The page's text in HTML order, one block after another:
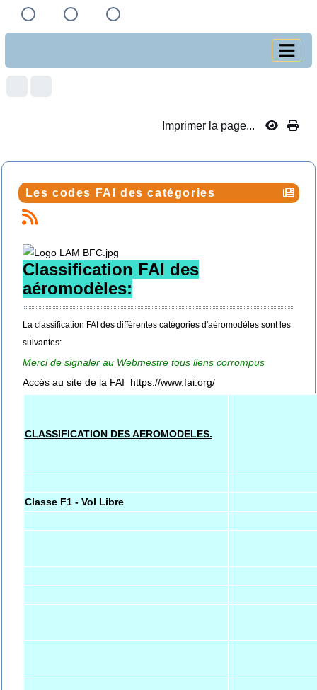
Imprimer la page...
Les codes FAI des catégories
Classification FAI des
aéromodèles:
La classification FAI des différentes catégories d'aéromodèles sont les
suivantes:
Merci de signaler au Webmestre tous liens corrompus
Accés au site de la FAI https://www.fai.org/
CLASSIFICATION DES AEROMODELES.
Classe F1 - Vol Libre